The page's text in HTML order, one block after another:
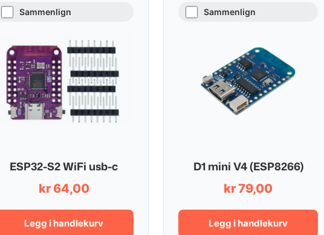
Sammenlign
ESP32-S2 WiFi usb-c
kr64,00
Legg i handlekurv
Sammenlign
D1 mini V4 (ESP8266)
kr79,00
Legg i handlekurv